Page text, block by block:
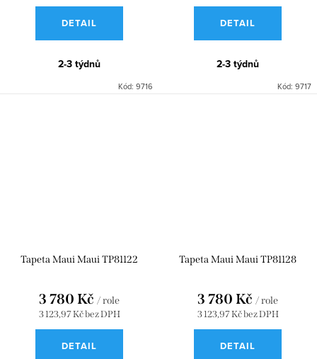
DETAIL
2-3 týdnů
Kód: 9716
DETAIL
2-3 týdnů
Kód: 9717
Tapeta Maui Maui TP81122
3 123,97 Kč bez DPH
3 780 Kč / role
DETAIL
Tapeta Maui Maui TP81128
3 123,97 Kč bez DPH
3 780 Kč / role
DETAIL